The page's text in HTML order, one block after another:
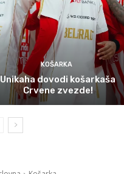
KOŠARKA
Unikaha dovodi košarkaša
Crvene zvezde!